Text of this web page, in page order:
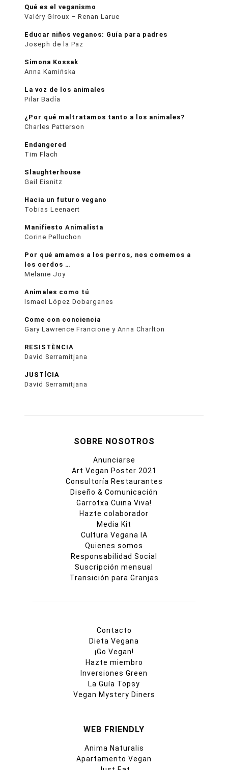
Qué es el veganismo
Valéry Giroux – Renan Larue
Educar niños veganos: Guía para padres
Joseph de la Paz
Simona Kossak
Anna Kamińska
La voz de los animales
Pilar Badía
¿Por qué maltratamos tanto a los animales?
Charles Patterson
Endangered
Tim Flach
Slaughterhouse
Gail Eisnitz
Hacia un futuro vegano
Tobias Leenaert
Manifiesto Animalista
Corine Pelluchon
Por qué amamos a los perros, nos comemos a
los cerdos …
Melanie Joy
Animales como tú
Ismael López Dobarganes
Come con conciencia
Gary Lawrence Francione y Anna Charlton
RESISTÈNCIA
David Serramitjana
JUSTÍCIA
David Serramitjana
SOBRE NOSOTROS
Anunciarse
Art Vegan Poster 2021
Consultoría Restaurantes
Diseño & Comunicación
Garrotxa Cuina Viva!
Hazte colaborador
Media Kit
Cultura Vegana IA
Quienes somos
Responsabilidad Social
Suscripción mensual
Transición para Granjas
Contacto
Dieta Vegana
¡Go Vegan!
Hazte miembro
Inversiones Green
La Guía Topsy
Vegan Mystery Diners
WEB FRIENDLY
Anima Naturalis
Apartamento Vegan